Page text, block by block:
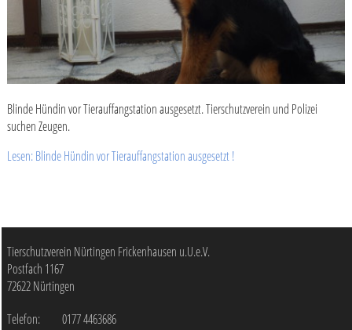
Blinde Hündin vor Tierauffangstation ausgesetzt. Tierschutzverein und Polizei
suchen Zeugen.
Lesen: Blinde Hündin vor Tierauffangstation ausgesetzt !
Tierschutzverein Nürtingen Frickenhausen u.U.e.V.
Postfach 1167
72622Nürtingen
Telefon:
0177 4463686